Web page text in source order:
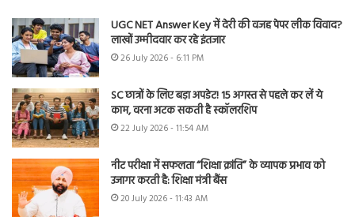
UGC NET Answer Key में देरी की वजह पेपर लीक विवाद?
लाखों उम्मीदवार कर रहे इंतजार
26 July 2026 - 6:11 PM
SC छात्रों के लिए बड़ा अपडेट! 15 अगस्त से पहले कर लें ये
काम, वरना अटक सकती है स्कॉलरशिप
22 July 2026 - 11:54 AM
नीट परीक्षा में सफलता “शिक्षा क्रांति” के व्यापक प्रभाव को
उजागर करती है: शिक्षा मंत्री बैंस
20 July 2026 - 11:43 AM